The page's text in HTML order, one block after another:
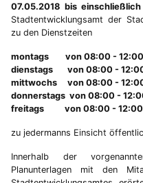
07.05.2018 bis
Stadtentwicklungsamt der
zu den Dienstzeiten
montags von 08:00 - 12:00
dienstags von 08:00 - 12:00
mittwochs von 08:00 - 12:00
donnerstags von 08:00 -
freitags von 08:00 - 12:00
zu jedermanns Einsicht
Innerhalb der
Planunterlagen mit den